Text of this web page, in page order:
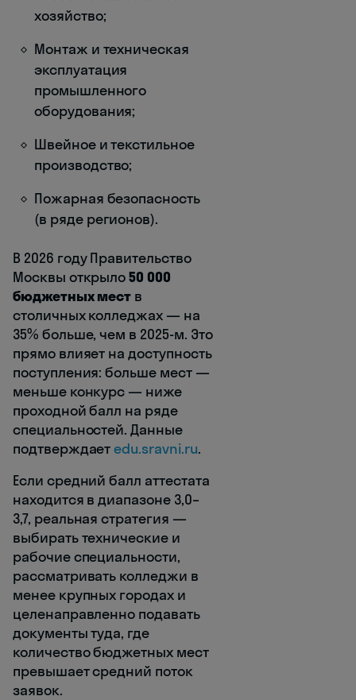
хозяйство;
Монтаж и техническая
эксплуатация
промышленного
оборудования;
Швейное и текстильное
производство;
Пожарная безопасность
(в ряде регионов).
В 2026 году Правительство
Москвы открыло50 000
бюджетных мест в
столичных колледжах — на
35% больше, чем в 2025-м. Это
прямо влияет на доступность
поступления: больше мест —
меньше конкурс — ниже
проходной балл на ряде
специальностей. Данные
подтверждаетedu.sravni.ru.
Если средний балл аттестата
находится в диапазоне 3,0–
3,7, реальная стратегия —
выбирать технические и
рабочие специальности,
рассматривать колледжи в
менее крупных городах и
целенаправленно подавать
документы туда, где
количество бюджетных мест
превышает средний поток
заявок.